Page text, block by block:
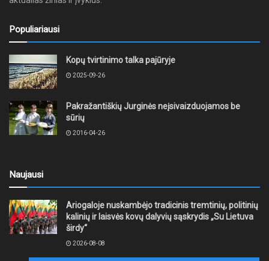
Populiariausi
Kopų tvirtinimo talka pajūryje
2025-09-26
Pakražantiškių Jurginės neįsivaizduojamos be
sūrių
2016-04-26
Naujausi
Ariogaloje nuskambėjo tradicinis tremtinių, politinių
kalinių ir laisvės kovų dalyvių sąskrydis „Su Lietuva
širdy“
2026-08-08